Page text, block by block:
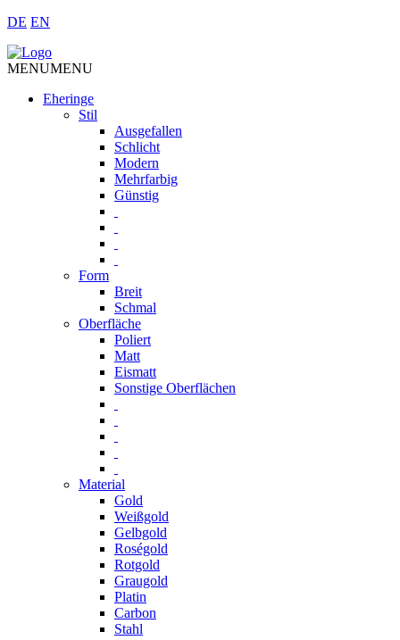
DE EN
MENUMENU
Eheringe
Stil
Ausgefallen
Schlicht
Modern
Mehrfarbig
Günstig
Form
Breit
Schmal
Oberfläche
Poliert
Matt
Eismatt
Sonstige Oberflächen
Material
Gold
Weißgold
Gelbgold
Roségold
Rotgold
Graugold
Platin
Carbon
Stahl